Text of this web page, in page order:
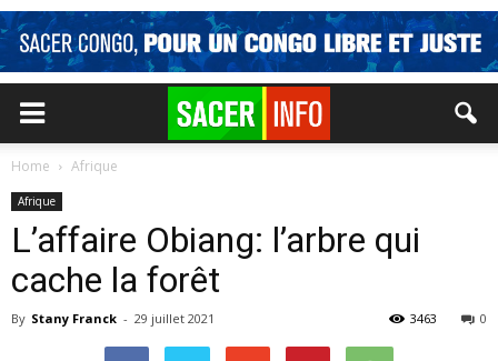
Home Afrique
Afrique
L’affaire Obiang: l’arbre qui
cache la forêt
By Stany Franck - 29 juillet 2021 0
3463